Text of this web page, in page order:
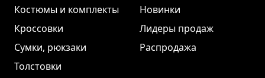
Костюмы и комплекты
Кроссовки
Сумки, рюкзаки
Толстовки
Новинки
Лидеры продаж
Распродажа